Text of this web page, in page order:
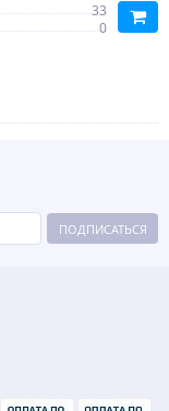
33
0
ПОДПИСАТЬСЯ